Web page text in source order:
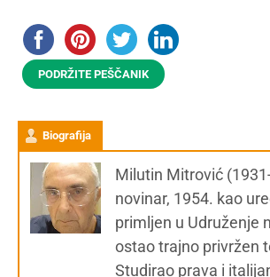
PODRŽITE PEŠČANIK
Biografija
Milutin Mitrović
novinar, 1954. kao
primljen u Udruženje
ostao trajno privržen
Studirao prava i